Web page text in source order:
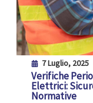
7 Luglio, 2025
Verifiche
Elettrici:
Normative